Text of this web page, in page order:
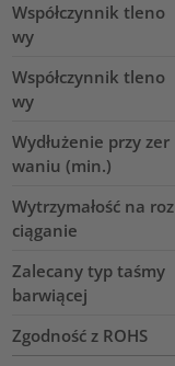
Współczynnik tleno
wy
Współczynnik tleno
wy
Wydłużenie przy zer
waniu (min.)
Wytrzymałość na roz
ciąganie
Zalecany typ taśmy
barwiącej
Zgodność z ROHS